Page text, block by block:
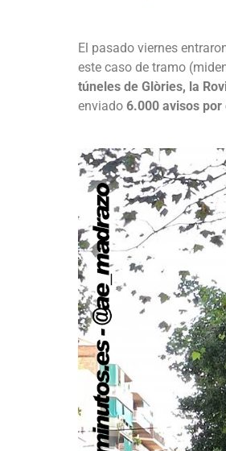
El pasado viernes
este caso de tramo
túneles de Glòries, la
enviado 6.000 avisos